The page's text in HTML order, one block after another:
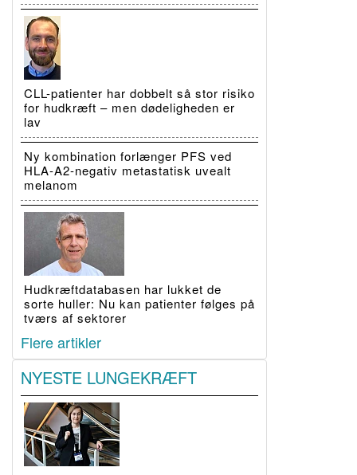
CLL-patienter har dobbelt så stor risiko
for hudkræft – men dødeligheden er
lav
Ny kombination forlænger PFS ved
HLA-A2-negativ metastatisk uvealt
melanom
Hudkræftdatabasen har lukket de
sorte huller: Nu kan patienter følges på
tværs af sektorer
Flere artikler
NYESTE LUNGEKRÆFT